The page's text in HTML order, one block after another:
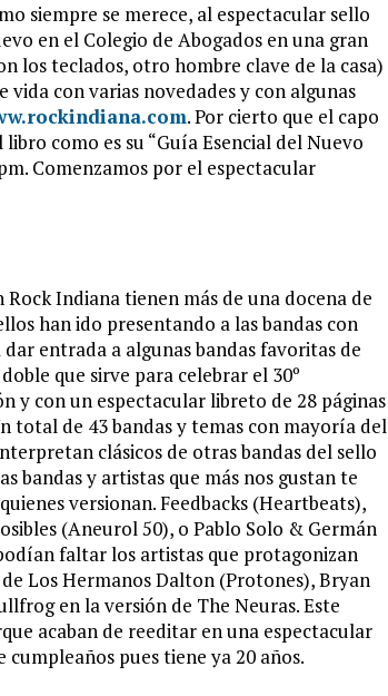
siempre se merece, al espectacular sello
en el Colegio de Abogados en una gran
los teclados, otro hombre clave de la casa)
vida con varias novedades y con algunas
. Por cierto que el capo
como es su “Guía Esencial del Nuevo
Comenzamos por el espectacular
Rock Indiana tienen más de una docena de
han ido presentando a las bandas con
entrada a algunas bandas favoritas de
que sirve para celebrar el 30º
y con un espectacular libreto de 28 páginas
total de 43 bandas y temas con mayoría del
clásicos de otras bandas del sello
bandas y artistas que más nos gustan te
versionan. Feedbacks (Heartbeats),
(Aneurol 50), o Pablo Solo & Germán
faltar los artistas que protagonizan
Los Hermanos Dalton (Protones), Bryan
en la versión de The Neuras. Este
acaban de reeditar en una espectacular
pues tiene ya 20 años.